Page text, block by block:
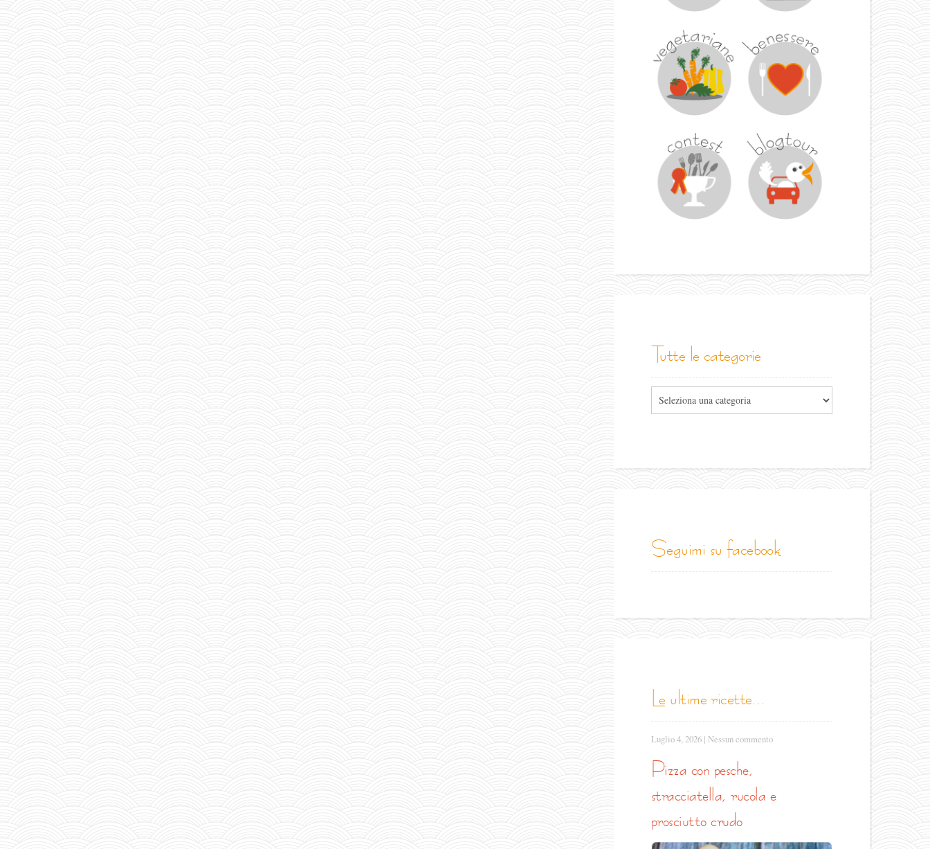
tutte le categorie
seguimi su facebook
le ultime ricette...
Luglio 4, 2026 | Nessun commento
pizza con pesche,
stracciatella, rucola e
prosciutto crudo